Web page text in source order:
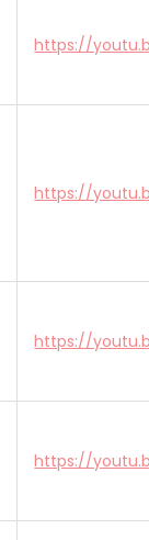
https://
https://
https://
https://